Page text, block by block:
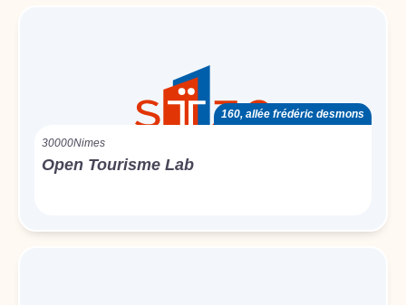
160, allée frédéric desmons
30000Nimes
Open Tourisme Lab